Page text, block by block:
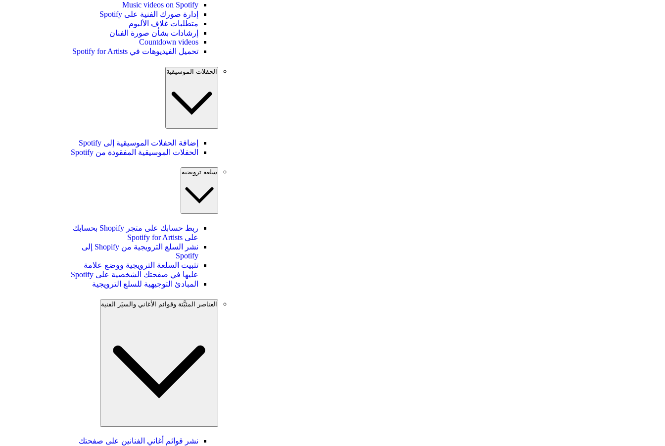
Music videos on Spotify
إدارة صورك الفنية على Spotify
متطلبات غلاف الألبوم
إرشادات بشأن صورة الفنان
Countdown videos
تحميل الفيديوهات في Spotify for Artists
الحفلات الموسيقية
إضافة الحفلات الموسيقية إلى Spotify
الحفلات الموسيقية المفقودة من Spotify
سلعة ترويجية
ربط حسابك على متجر Shopify بحسابك
على Spotify for Artists
نشر السلع الترويجية من Shopify إلى
Spotify
تثبيت السلعة الترويجية ووضع علامة
عليها في صفحتك الشخصية على Spotify
المبادئ التوجيهية للسلع الترويجية
العناصر المثبَّتة وقوائم الأغاني والسيَر الفنية
نشر قوائم أغاني الفنانين على صفحتك